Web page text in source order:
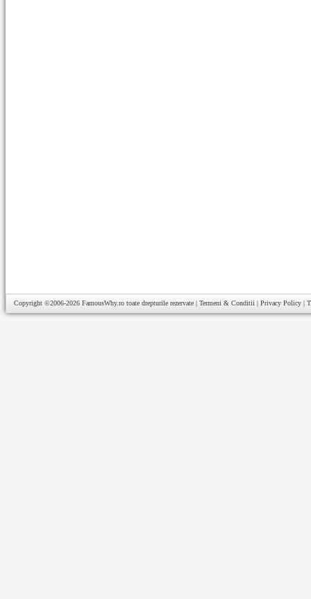
Copyright ©2006-2026 FamousWhy.ro toate drepturile rezervate | Termeni & Conditii | Privacy Policy |